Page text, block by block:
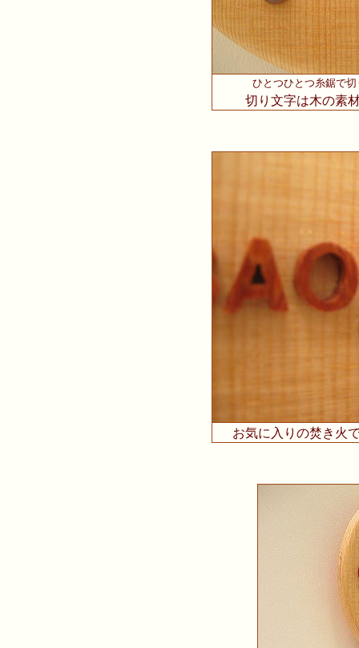
ひとつひとつ糸鋸で
切り文字は木の素
お気に入りの焚き火